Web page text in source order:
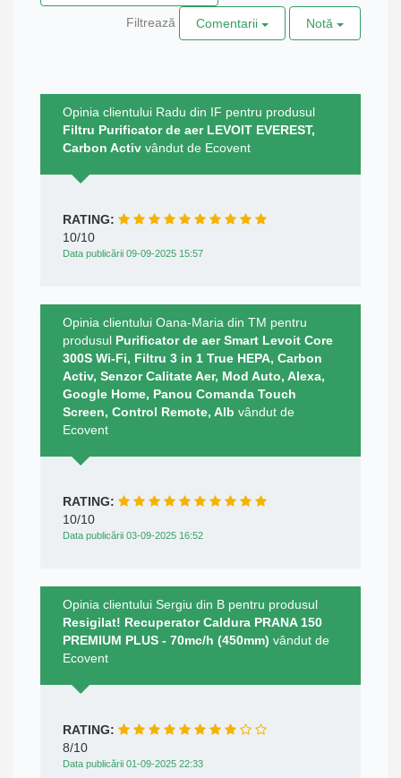
Filtrează Comentarii Notă
Opinia clientului Radu din IF pentru produsul
Filtru Purificator de aer LEVOIT EVEREST,
Carbon Activ vândut de Ecovent
RATING:
10/10
Data publicării 09-09-2025 15:57
Opinia clientului Oana-Maria din TM pentru
produsul Purificator de aer Smart Levoit Core
300S Wi-Fi, Filtru 3 in 1 True HEPA, Carbon
Activ, Senzor Calitate Aer, Mod Auto, Alexa,
Google Home, Panou Comanda Touch
Screen, Control Remote, Alb vândut de
Ecovent
RATING:
10/10
Data publicării 03-09-2025 16:52
Opinia clientului Sergiu din B pentru produsul
Resigilat! Recuperator Caldura PRANA 150
PREMIUM PLUS - 70mc/h (450mm) vândut de
Ecovent
RATING:
8/10
Data publicării 01-09-2025 22:33